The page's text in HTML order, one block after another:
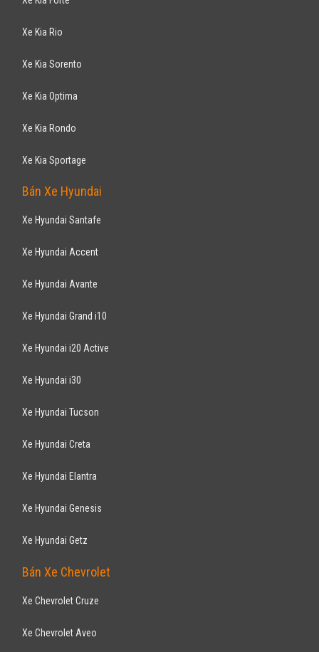
Xe Kia Rio
Xe Kia Sorento
Xe Kia Optima
Xe Kia Rondo
Xe Kia Sportage
Bán Xe Hyundai
Xe Hyundai Santafe
Xe Hyundai Accent
Xe Hyundai Avante
Xe Hyundai Grand i10
Xe Hyundai i20 Active
Xe Hyundai i30
Xe Hyundai Tucson
Xe Hyundai Creta
Xe Hyundai Elantra
Xe Hyundai Genesis
Xe Hyundai Getz
Bán Xe Chevrolet
Xe Chevrolet Cruze
Xe Chevrolet Aveo